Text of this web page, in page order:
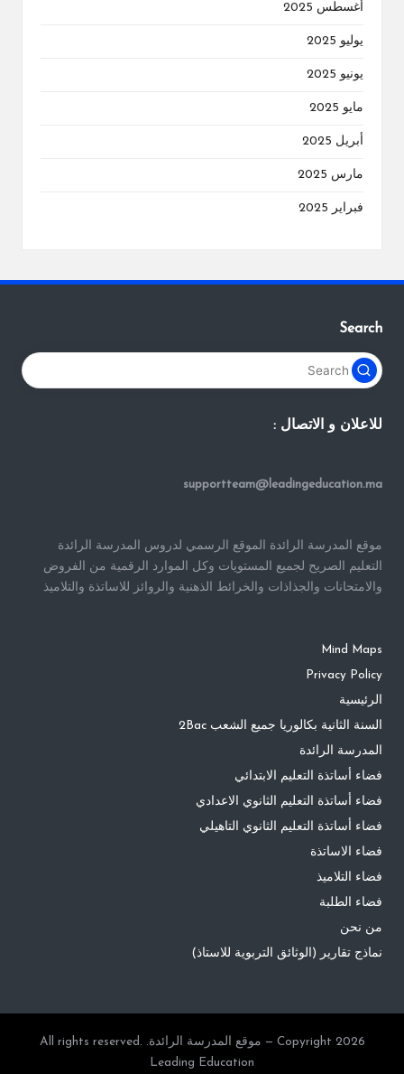
أغسطس 2025
يوليو 2025
يونيو 2025
مايو 2025
أبريل 2025
مارس 2025
فبراير 2025
Search
للاعلان و الاتصال :
supportteam@leadingeducation.ma
موقع المدرسة الرائدة الموقع الرسمي لدروس المدرسة الرائدة
التعليم الصريح لجميع المستويات وكل الموارد الرقمية من الفروض
والامتحانات والجذاذات والخرائط الذهنية والروائز للاساتذة والتلاميذ
Mind Maps
Privacy Policy
الرئيسية
السنة الثانية بكالوريا جميع الشعب 2Bac
المدرسة الرائدة
فضاء أساتذة التعليم الابتدائي
فضاء أساتذة التعليم الثانوي الاعدادي
فضاء أساتذة التعليم الثانوي التاهيلي
فضاء الاساتذة
فضاء التلاميذ
فضاء الطلبة
من نحن
نماذج تقارير (الوثائق التربوية للاستاذ)
Copyright 2026 — موقع المدرسة الرائدة. All rights reserved.
Leading Education